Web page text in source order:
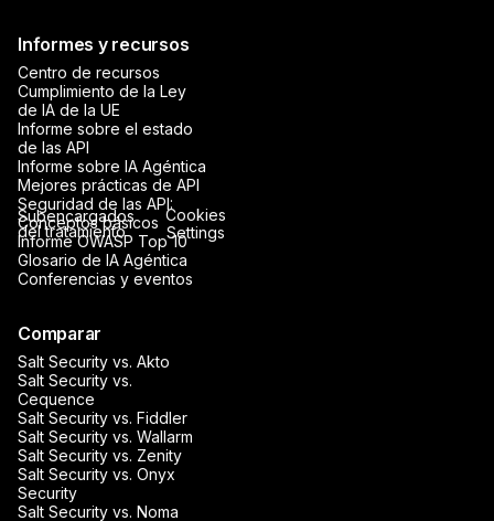
Informes y recursos
Centro de recursos
Cumplimiento de la Ley
de IA de la UE
Informe sobre el estado
de las API
Informe sobre IA Agéntica
Mejores prácticas de API
Seguridad de las API:
Conceptos básicos
Informe OWASP Top 10
Glosario de IA Agéntica
Conferencias y eventos
Comparar
Salt Security vs. Akto
Salt Security vs.
Cequence
Salt Security vs. Fiddler
Salt Security vs. Wallarm
Salt Security vs. Zenity
Salt Security vs. Onyx
Security
Salt Security vs. Noma
Subencargados
del tratamiento
Cookies
Settings